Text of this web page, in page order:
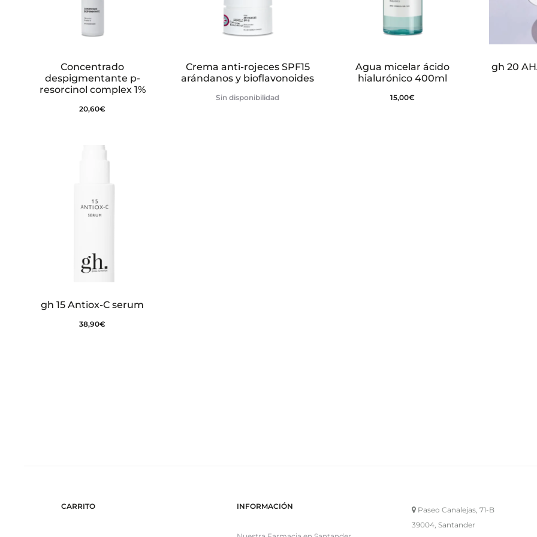
Concentrado
despigmentante p-
resorcinol complex 1%
20,60€
Crema anti-rojeces SPF15
arándanos y bioflavonoides
Sin disponibilidad
Agua micelar ácido
hialurónico 400ml
15,00€
gh 20
gh 15 Antiox-C serum
38,90€
CARRITO INFORMACIÓN
Paseo Canalejas, 71-B
39004, Santander